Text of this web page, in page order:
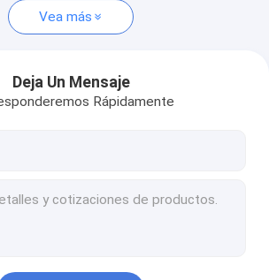
filtro de aire
filtro de aire
del acero inoxidable
Vea más
Deja Un Mensaje
Rápidamente